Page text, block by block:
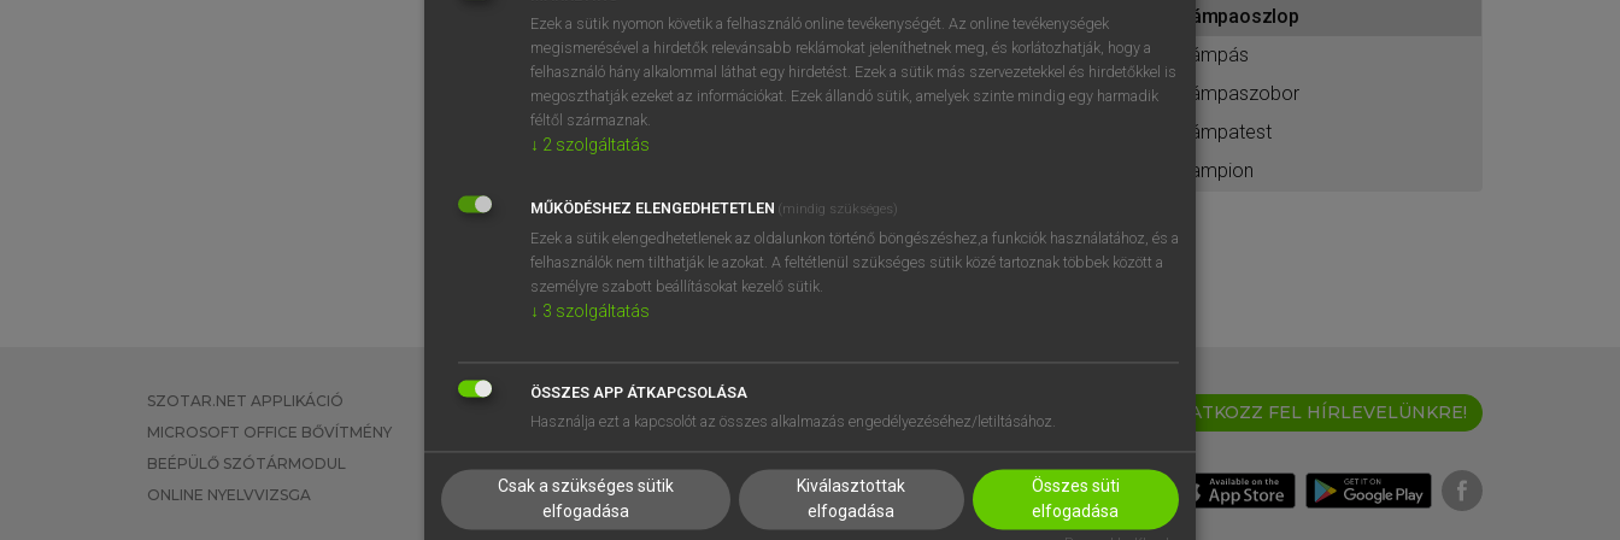
BELÉPÉS
próbaverziójának elindításához
regisztrálok ésbelépek.
REGISZTRÁCIÓ
lámpaoszlop
lámpás
lámpaszobor
lámpatest
lampion
SZOTAR.NET APPLIKÁCIÓ
MICROSOFT OFFICE BŐVÍTMÉNY
BEÉPÜLŐ SZÓTÁRMODUL
ONLINE NYELVVIZSGA
EGYÉNI FELHASZNÁLÓKNAK
TANULÓKNAK
VÁLLALATI MEGOLDÁSOK
SÚGÓ
RÓLUNK
SÜTI BEÁLLÍTÁSOK
IRATKOZZ FEL HÍRLEVELÜNKRE!
Ezek a sütik nyomon követik a felhasználó online tevékenységét. Az online tevékenységek
megismerésével a hirdetők relevánsabb reklámokat jeleníthetnek meg, és korlátozhatják, hogy a
felhasználó hány alkalommal láthat egy hirdetést. Ezek a sütik más szervezetekkel és hirdetőkkel is
megoszthatják ezeket az információkat. Ezek állandó sütik, amelyek szinte mindig egy harmadik
féltől származnak.
↓ 2 szolgáltatás
MŰKÖDÉSHEZ ELENGEDHETETLEN (mindig szükséges)
Ezek a sütik elengedhetetlenek az oldalunkon történő böngészéshez,a funkciók használatához, és a
felhasználók nem tilthatják le azokat. A feltétlenül szükséges sütik közé tartoznak többek között a
személyre szabott beállításokat kezelő sütik.
↓ 3 szolgáltatás
ÖSSZES APP ÁTKAPCSOLÁSA
Használja ezt a kapcsolót az összes alkalmazás engedélyezéséhez/letiltásához.
Csak a szükséges sütik
elfogadása
Kiválasztottak
elfogadása
Összes süti
elfogadása